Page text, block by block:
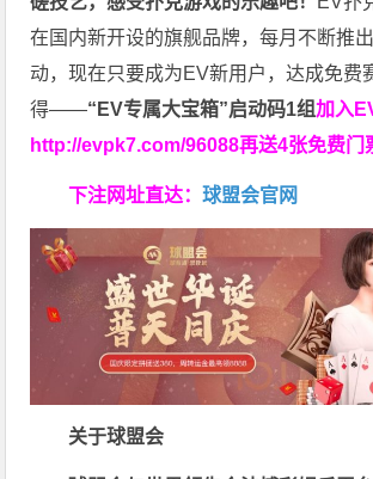
在国内新开设的旗舰品牌，每月不断推
动，现在只要成为EV新用户，达成免费
得——“EV专属大宝箱”启动码1组加入
http://evpk7.com/96088再送4张免费门
下注网址直达：球盟会官网
关于球盟会